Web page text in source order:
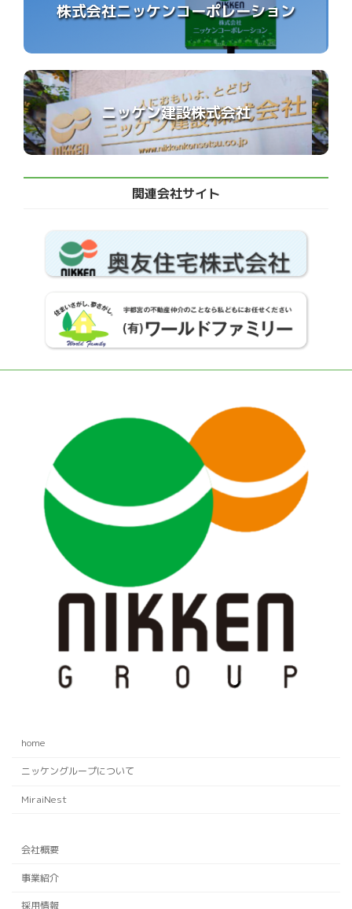
株式会社ニッケンコーポレーション
ニッケン建設株式会社
関連会社サイト
home
ニッケングループについて
MiraiNest
会社概要
事業紹介
採用情報